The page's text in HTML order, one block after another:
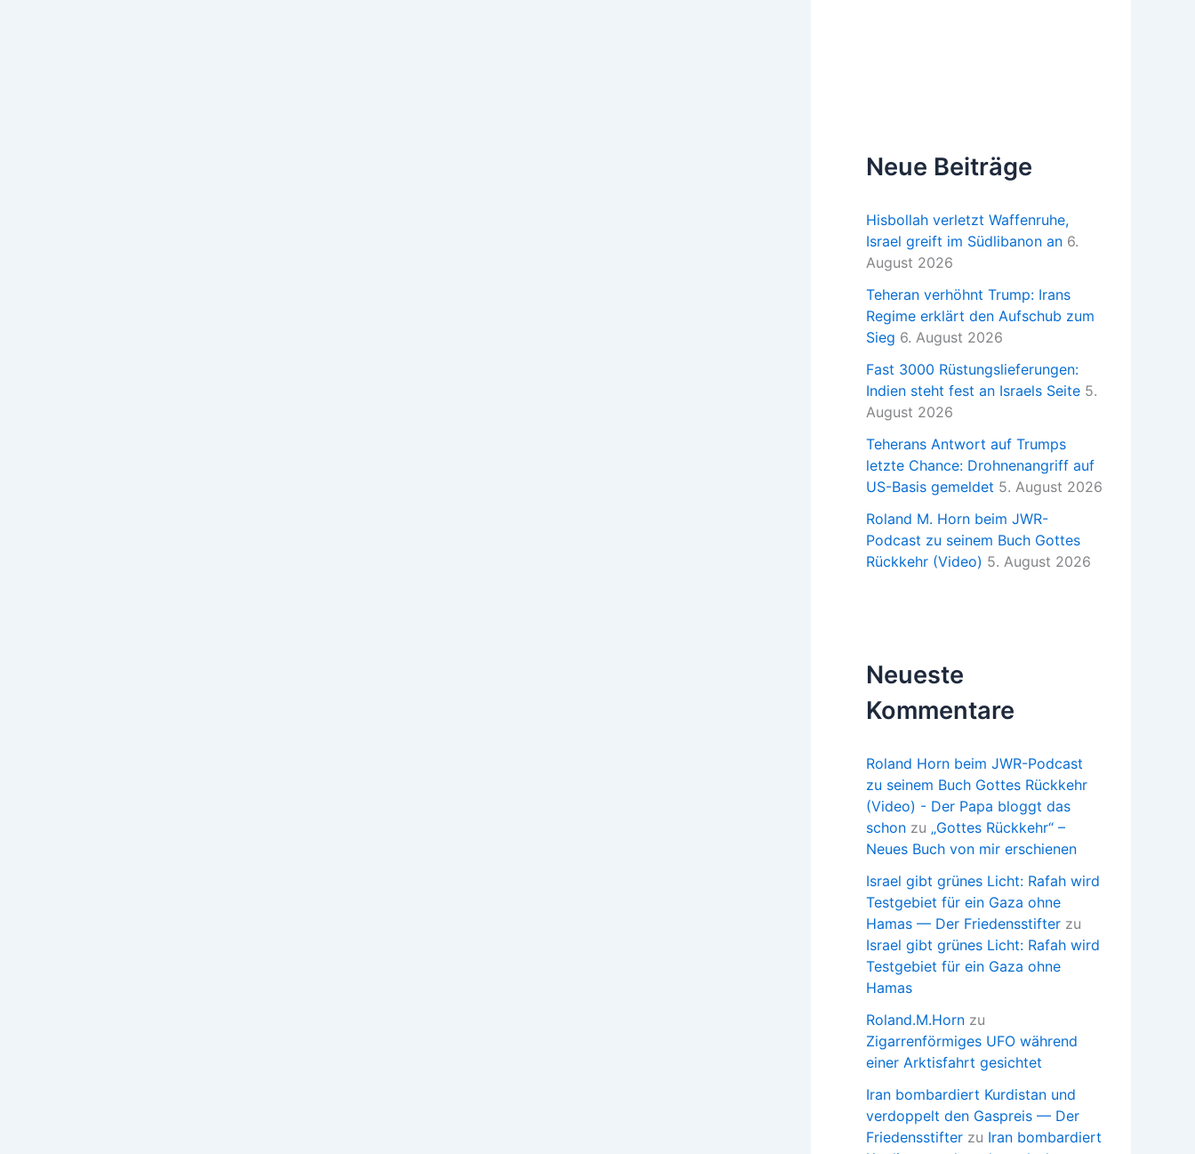
Neue Beiträge
Hisbollah verletzt Waffenruhe,
Israel greift im Südlibanon an 6.
August 2026
Teheran verhöhnt Trump: Irans
Regime erklärt den Aufschub zum
Sieg 6. August 2026
Fast 3000 Rüstungslieferungen:
Indien steht fest an Israels Seite 5.
August 2026
Teherans Antwort auf Trumps
letzte Chance: Drohnenangriff auf
US-Basis gemeldet 5. August 2026
Roland M. Horn beim JWR-
Podcast zu seinem Buch Gottes
Rückkehr (Video) 5. August 2026
Neueste
Kommentare
Roland Horn beim JWR-Podcast
zu seinem Buch Gottes Rückkehr
(Video) - Der Papa bloggt das
schon zu „Gottes Rückkehr“ –
Neues Buch von mir erschienen
Israel gibt grünes Licht: Rafah wird
Testgebiet für ein Gaza ohne
Hamas — Der Friedensstifter zu
Israel gibt grünes Licht: Rafah wird
Testgebiet für ein Gaza ohne
Hamas
Roland.M.Horn zu
Zigarrenförmiges UFO während
einer Arktisfahrt gesichtet
Iran bombardiert Kurdistan und
verdoppelt den Gaspreis — Der
Friedensstifter zu Iran bombardiert